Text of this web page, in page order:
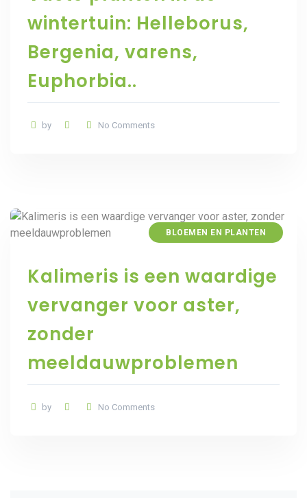
wintertuin: Helleborus,
Bergenia, varens,
Euphorbia..
by No Comments
BLOEMEN EN PLANTEN
Kalimeris is een waardige
vervanger voor aster,
zonder
meeldauwproblemen
by No Comments